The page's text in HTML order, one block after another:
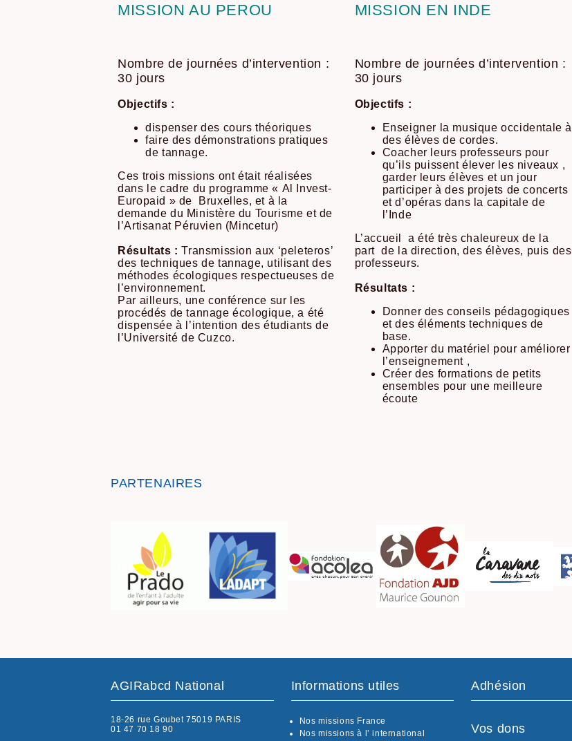
MISSION AU PEROU
Nombre de journées d’intervention :
30 jours
Objectifs :
dispenser des cours théoriques
faire des démonstrations pratiques
de tannage.
Ces trois missions ont était réalisées
dans le cadre du programme « Al Invest-
Europaid » de Bruxelles, et à la
demande du Ministère du Tourisme et de
l’Artisanat Péruvien (Mincetur)
Résultats :Transmission aux ‘peleteros’
des techniques de tannage, utilisant des
méthodes écologiques respectueuses de
l’environnement.
Par ailleurs, une conférence sur les
procédés de tannage écologique, a été
dispensée à l’intention des étudiants de
l’Université de Cuzco.
MISSION EN INDE
Nombre de journées d’intervention :
30 jours
Objectifs :
Enseigner la musique occidentale à
des élèves de cordes.
Coacher leurs professeurs pour
qu’ils puissent élever les niveaux ,
garder leurs élèves et un jour
participer à des projets de concerts
et d’opéras dans la capitale de
l’Inde
L’accueil a été très chaleureux de la
part de la direction, des élèves, puis des
professeurs.
Résultats :
Donner des conseils pédagogiques
et des éléments techniques de
base.
Apporter du matériel pour améliorer
l’enseignement ,
Créer des formations de petits
ensembles pour une meilleure
écoute
PARTENAIRES
AGIRabcd National
18-26 rue Goubet 75019 PARIS
01 47 70 18 90
Informations utiles
Nos missions France
Nos missions à l’ international
Adhésion
Vos dons